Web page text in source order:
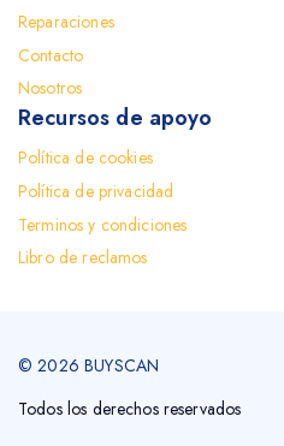
Reparaciones
Contacto
Nosotros
Recursos de apoyo
Política de cookies
Política de privacidad
Terminos y condiciones
Libro de reclamos
© 2026 BUYSCAN
Todos los derechos reservados